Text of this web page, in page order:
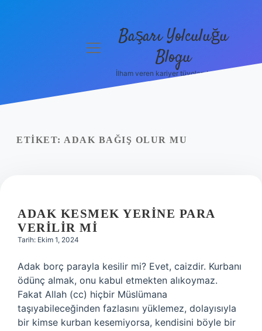
menüyüBaşarı Yolculuğu
Blogu
İlham veren kariyer tüyoları burada!
ETIKET: ADAK BAĞIŞ OLUR MU
ADAK KESMEK YERINE PARA
VERILIR MI
Tarih: Ekim 1, 2024
Adak borç parayla kesilir mi? Evet, caizdir. Kurbanı
ödünç almak, onu kabul etmekten alıkoymaz.
Fakat Allah (cc) hiçbir Müslümana
taşıyabileceğinden fazlasını yüklemez, dolayısıyla
bir kimse kurban kesemiyorsa, kendisini böyle bir